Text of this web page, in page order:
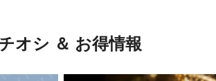
オシ ＆ お得情報